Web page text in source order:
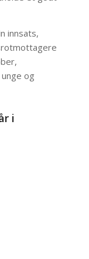
innsats,
og
i